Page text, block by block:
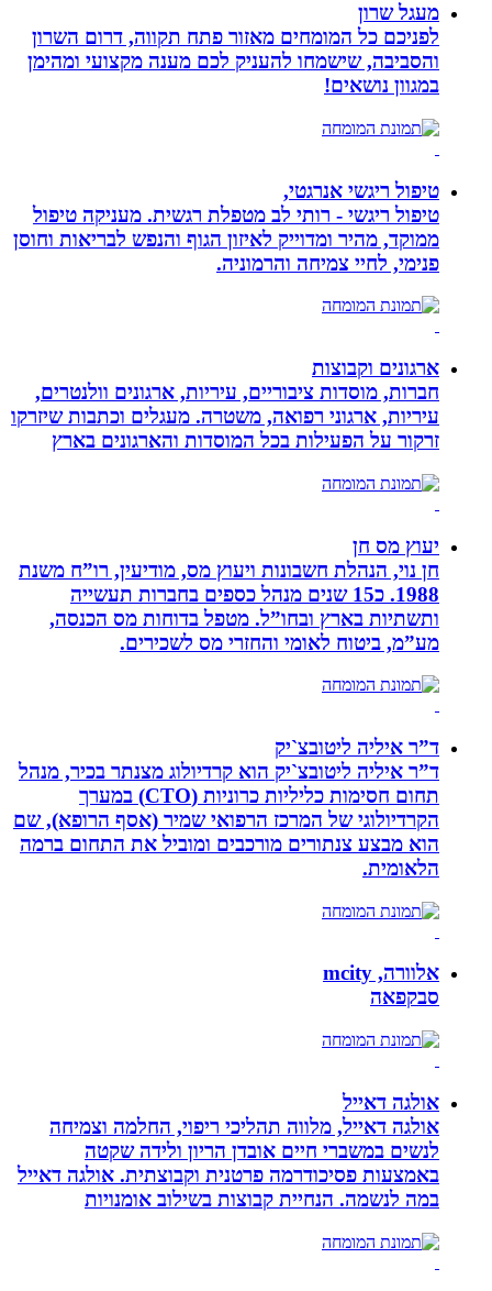
מעגל שרון
לפניכם כל המומחים מאזור פתח תקווה, דרום השרון
והסביבה, שישמחו להעניק לכם מענה מקצועי ומהימן
במגוון נושאים!
טיפול ריגשי אנרגטי,
טיפול ריגשי - רותי לב מטפלת רגשית. מעניקה טיפול
ממוקד, מהיר ומדוייק לאיזון הגוף והנפש לבריאות וחוסן
פנימי, לחיי צמיחה והרמוניה.
ארגונים וקבוצות
חברות, מוסדות ציבוריים, עיריות, ארגונים וולנטרים,
עיריות, ארגוני רפואה, משטרה. מעגלים וכתבות שיזרקו
זרקור על הפעילות בכל המוסדות והארגונים בארץ
יעוץ מס חן
חן נוי, הנהלת חשבונות ויעוץ מס, מודיעין, רו”ח משנת
1988. כ15 שנים מנהל כספים בחברות תעשייה
ותשתיות בארץ ובחו”ל. מטפל בדוחות מס הכנסה,
מע”מ, ביטוח לאומי והחזרי מס לשכירים.
ד”ר איליה ליטובצ`יק
ד”ר איליה ליטובצ`יק הוא קרדיולוג מצנתר בכיר, מנהל
תחום חסימות כליליות כרוניות (CTO) במערך
הקרדיולוגי של המרכז הרפואי שמיר (אסף הרופא), שם
הוא מבצע צנתורים מורכבים ומוביל את התחום ברמה
הלאומית.
אלוורה, mcity
סבקפאה
אולגה דאייל
אולגה דאייל, מלווה תהליכי ריפוי, החלמה וצמיחה
לנשים במשברי חיים אובדן הריון ולידה שקטה
באמצעות פסיכודרמה פרטנית וקבוצתית. אולגה דאייל
במה לנשמה. ‏הנחיית קבוצות בשילוב אומנויות‏